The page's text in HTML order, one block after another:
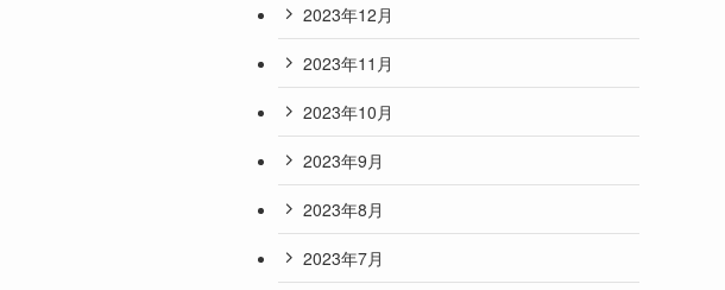
2023年12月
2023年11月
2023年10月
2023年9月
2023年8月
2023年7月